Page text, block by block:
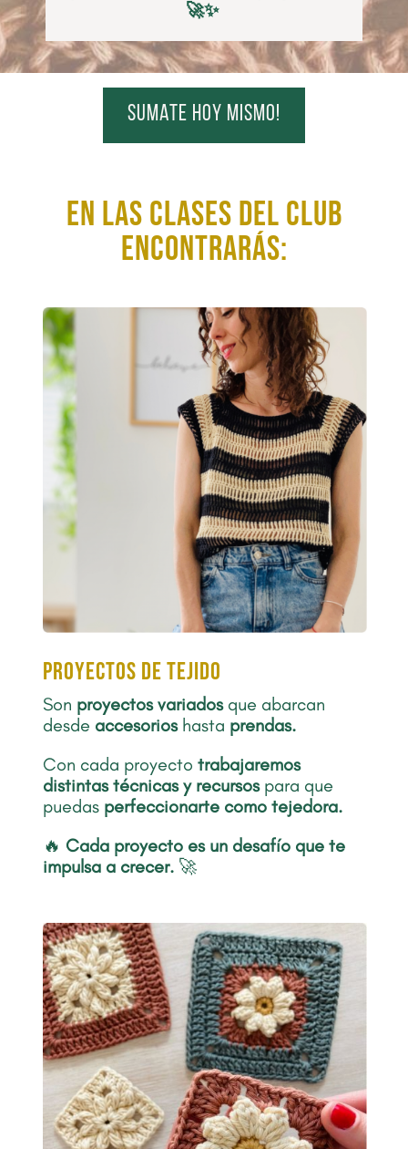
🚀✨
sumate hoy mismo!
En las clases del club
encontrarás:
proyectos de tejido
Son proyectosvariadosque abarcan
desde accesorios hasta prendas.
Con cada proyecto trabajaremos
distintas técnicas y recursos para que
puedasperfeccionarte como tejedora.
🔥 Cada proyecto es un desafío que te
impulsa a crecer.🚀